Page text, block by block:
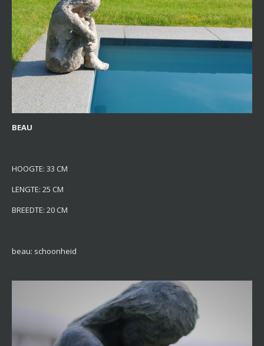
BEAU
HOOGTE: 33 CM
LENGTE: 25 CM
BREEDTE: 20 CM
beau: schoonheid